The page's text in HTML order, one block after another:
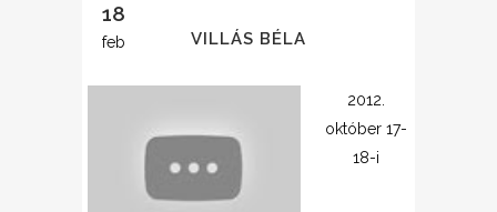
18
feb VILLÁS BÉLA
2012.
október 17-
18-i